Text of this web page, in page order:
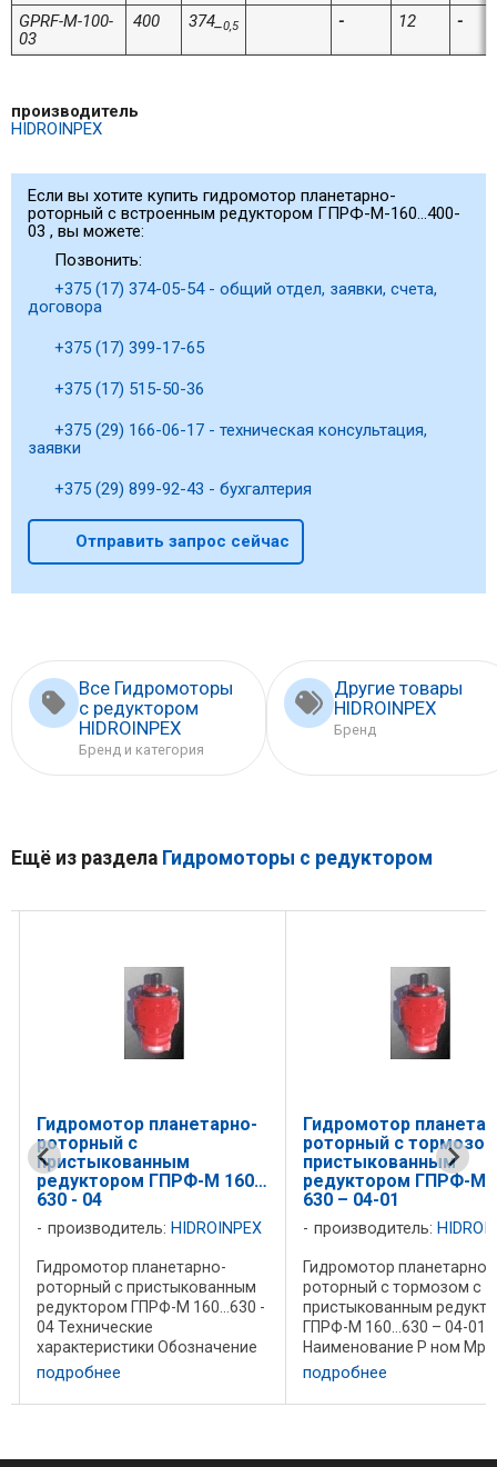
GPRF-M-100-
03
400 374_ 0,5 - 12 -
производитель
HIDROINPEX
Если вы хотите купить гидромотор планетарно-
роторный с встроенным редуктором ГПРФ-M-160…400-
03 , вы можете:
Позвонить:
+375 (17) 374-05-54 - общий отдел, заявки, счета,
договора
+375 (17) 399-17-65
+375 (17) 515-50-36
+375 (29) 166-06-17 - техническая консультация,
заявки
+375 (29) 899-92-43 - бухгалтерия
Отправить запрос сейчас
Все Гидромоторы
с редуктором
HIDROINPEX
Бренд и категория
Другие товары
HIDROINPEX
Бренд
Ещё из раздела Гидромоторы с редуктором
Гидромотор планетарно-
роторный с тормозом с
пристыкованным
редуктором ГПРФ-M 160…
630 – 04-01
производитель: HIDROINPEX
Гидромотор планетарно-
роторный с тормозом с
пристыкованным редуктором
ГПРФ-M 160…630 – 04-01
Наименование Р ном Мра Р
max Мра Q пот л/мин Q max л/
мин n nom, об/мин n min, об/
мин n max, об/мин М пот, КГМ
подробнее
Гидромотор
роторный с
пристыкованным
редуктором ГПРФ-
630 - 04
производитель:
Гидромотор
роторный с
редуктором ГПРФ-M
04 Технические
характеристики
V,cm 3 L, mm Qhom, л/
Pnom, MPa Pmax, MPа
Hm Mm ax, Hm nnom,
подробнее